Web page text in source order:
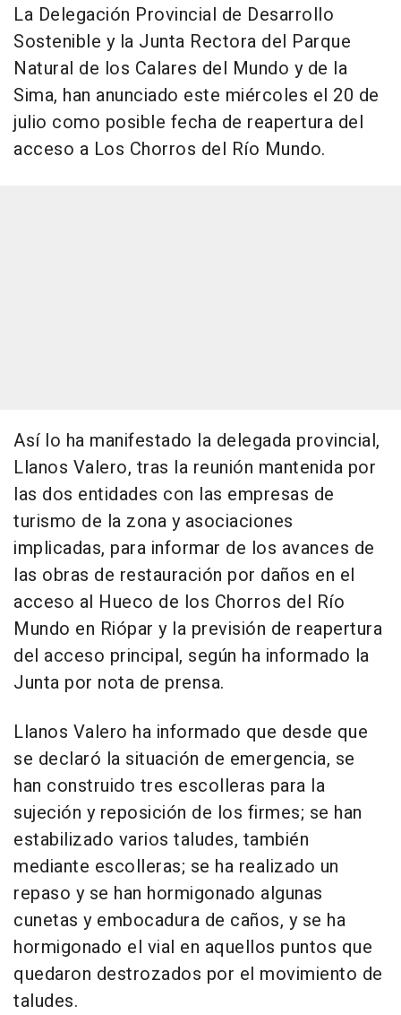
La Delegación Provincial de Desarrollo
Sostenible y la Junta Rectora del Parque
Natural de los Calares del Mundo y de la
Sima, han anunciado este miércoles el 20 de
julio como posible fecha de reapertura del
acceso a Los Chorros del Río Mundo.
Así lo ha manifestado la delegada provincial,
Llanos Valero, tras la reunión mantenida por
las dos entidades con las empresas de
turismo de la zona y asociaciones
implicadas, para informar de los avances de
las obras de restauración por daños en el
acceso al Hueco de los Chorros del Río
Mundo en Riópar y la previsión de reapertura
del acceso principal, según ha informado la
Junta por nota de prensa.
Llanos Valero ha informado que desde que
se declaró la situación de emergencia, se
han construido tres escolleras para la
sujeción y reposición de los firmes; se han
estabilizado varios taludes, también
mediante escolleras; se ha realizado un
repaso y se han hormigonado algunas
cunetas y embocadura de caños, y se ha
hormigonado el vial en aquellos puntos que
quedaron destrozados por el movimiento de
taludes.